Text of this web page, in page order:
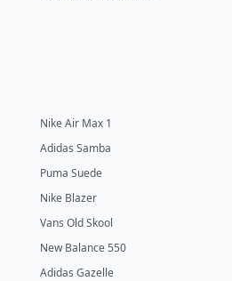
Nike Air Max 1
Adidas Samba
Puma Suede
Nike Blazer
Vans Old Skool
New Balance 550
Adidas Gazelle